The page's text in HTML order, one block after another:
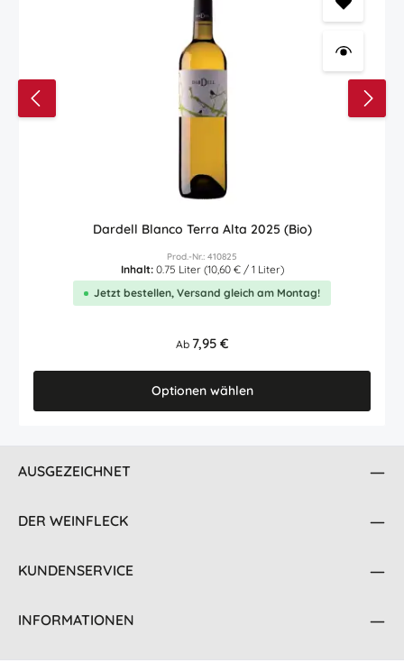
Dardell Blanco Terra Alta 2025 (Bio)
Prod.-Nr.: 410825
Inhalt: 0.75 Liter (10,60 € / 1 Liter)
Jetzt bestellen, Versand gleich am Montag!
Regulärer Preis:
Ab 7,95 €
Optionen wählen
AUSGEZEICHNET
DER WEINFLECK
KUNDENSERVICE
INFORMATIONEN